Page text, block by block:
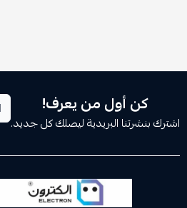
كن أول من يعرف!
اشترك بنشرتنا البريدية ليصلك كل جديد.